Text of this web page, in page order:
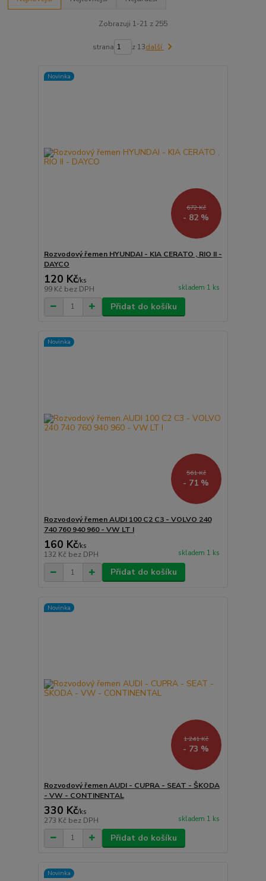
Zobrazuji 1-21 z 255
strana z 13další
Novinka
672 Kč
- 82 %
Rozvodový řemen HYUNDAI - KIA CERATO , RIO II -
DAYCO
120 Kč/ks
99 Kč bez DPH skladem 1 ks
Přidat do košíku
Novinka
561 Kč
- 71 %
Rozvodový řemen AUDI 100 C2 C3 - VOLVO 240
740 760 940 960 - VW LT I
160 Kč/ks
132 Kč bez DPH skladem 1 ks
Přidat do košíku
Novinka
1 241 Kč
- 73 %
Rozvodový řemen AUDI - CUPRA - SEAT - ŠKODA
- VW - CONTINENTAL
330 Kč/ks
273 Kč bez DPH skladem 1 ks
Přidat do košíku
Novinka